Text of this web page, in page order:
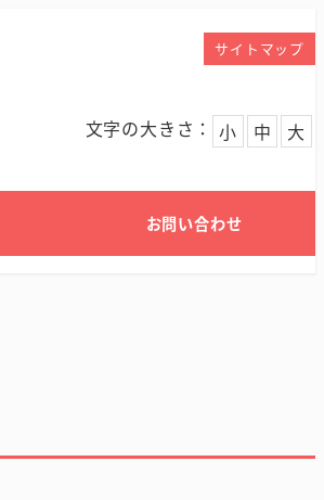
サイトマップ
文字の大きさ： 小 中 大
お問い合わせ